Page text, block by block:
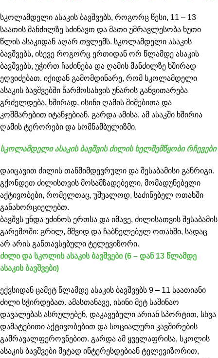
სკოლამდელი ასაკის ბავშვებს, როგორც წესი, 11 – 13
საათის მანძილზე სძინავთ და მათი უმრავლესობა ხუთი
წლის ასაკიდან აღარ თვლემს. სკოლამდელი ასაკის
ბავშვებს, ისევე როგორც ერთიდან ორ წლამდე ასაკის
ბავშვებს, უჭირთ ჩაძინება და ღამის მანძილზე ხშირად
ეღვიძებათ. იქიდან გამომდინარე, რომ სკოლამდელი
ასაკის ბავშვებში წარმოსახვის უნარის განვითარება
გრძელდება, ხშირად, ისინი ღამის შიშებითა და
კოშმარებით იტანჯებიან. გარდა ამისა, ამ ასაკში ხშირია
ღამის ტერორები და სომნამბულიზმი.
სკოლამდელი ასაკის ბავშვის ძილის ხელშემწყობი რჩევები
დაიცავით ძილის თანმიმდევრული და შესაბამისი განრიგი.
გქონდეთ ძილისთვის მოსამზადებელი, მომადუნებელი
აქტივობები, რომელთაც, უშუალოდ, საძინებელ ოთახში
განახორციელებთ.
ბავშვს უნდა ეძინოს ერთსა და იმავე, ძილისათვის შესაბამის
გარემოში: გრილ, მშვიდ და ჩაბნელებულ ოთახში, სადაც
არ არის განთავსებული ტელევიზორი.
ძილი და სკოლის ასაკის ბავშვები (6 – დან 13 წლამდე
ასაკის ბავშვები)
ექვსიდან ცამეტ წლამდე ასაკის ბავშვებს 9 – 11 საათიანი
ძილი სჭირდებათ. ამასთანავე, ისინი მეტ საშინაო
დავალებას ასრულებენ, დაკავებული არიან სპორტით, სხვა
დამატებითი აქტივობებით და სოციალური კავშირების
გამრავალფეროვნებით. გარდა ამ ყველაფრისა, სკოლის
ასაკის ბავშვები მეტად ინტერესდებიან ტელევიზორით,